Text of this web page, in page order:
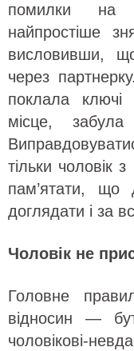
помилки на
найпростіше
висловивши,
через
поклала
місце,
тільки чоловік
пам’ятати,
доглядати і за
Чоловік не
Головне
відносин —
чоловікові-